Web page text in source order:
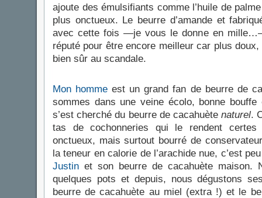
ajoute des émulsifiants comme l’huile de
plus onctueux. Le beurre d’amande et
avec cette fois —je vous le donne en
réputé pour être encore meilleur car plus
bien sûr au scandale.
Mon homme est un grand fan de beurre de
sommes dans une veine écolo, bonne
s’est cherché du beurre de cacahuètenaturel.
tas de cochonneries qui le rendent
onctueux, mais surtout bourré de
la teneur en calorie de l’arachide nue, c’est
Justin et son beurre de cacahuète maison.
quelques pots et depuis, nous dégustons
beurre de cacahuète au miel (extra !) et le